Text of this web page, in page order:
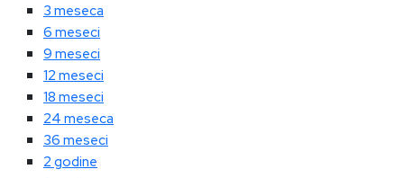
3 meseca
6 meseci
9 meseci
12 meseci
18 meseci
24 meseca
36 meseci
2 godine